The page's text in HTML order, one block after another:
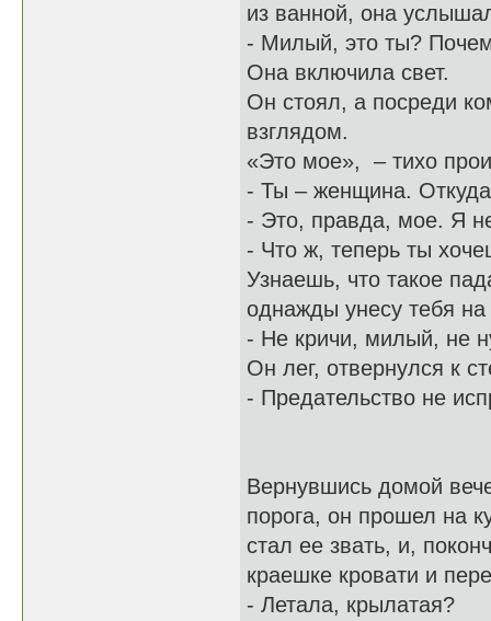
из ванной, она
- Милый, это ты?
Она включила свет.
Он стоял, а посреди
взглядом.
«Это мое», – тихо
- Ты – женщина.
- Это, правда, мое. Я
- Что ж, теперь ты
Узнаешь, что такое
однажды унесу тебя
- Не кричи, милый, не
Он лег, отвернулся к
- Предательство не
Вернувшись домой
порога, он прошел на
стал ее звать, и,
краешке кровати и
- Летала, крылатая?